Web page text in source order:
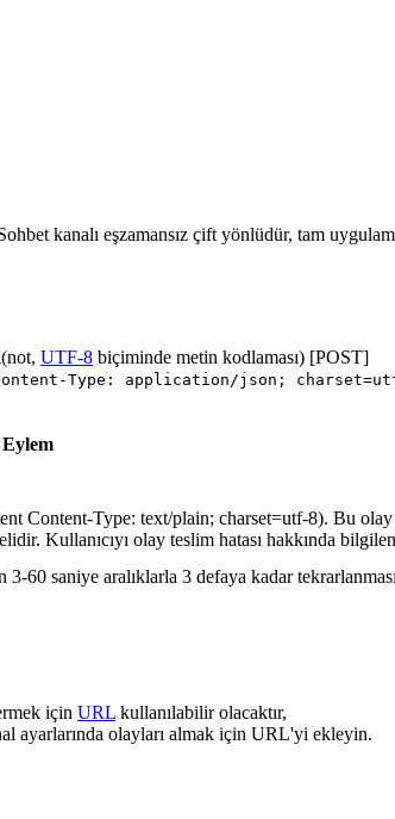
kanalı eşzamansız çift yönlüdür, tam
UTF-8 biçiminde metin kodlaması) [POST]
Type: application/json;
Eylem
Content-Type: text/plain; charset=utf-8). Bu
Kullanıcıyı olay teslim hatası hakkında
3-60 saniye aralıklarla 3 defaya kadar
için URL kullanılabilir olacaktır,
ayarlarında olayları almak için URL'yi ekleyin.